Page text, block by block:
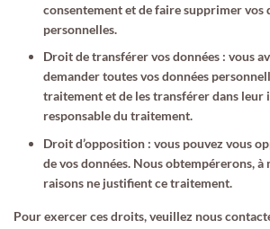
consentement et de faire supprimer vos
personnelles.
Droit de transférer vos données : vous
demander toutes vos données
traitement et de les transférer dans leur
responsable du traitement.
Droit d’opposition : vous pouvez vous
de vos données. Nous obtempérerons, à
raisons ne justifient ce traitement.
Pour exercer ces droits, veuillez nous